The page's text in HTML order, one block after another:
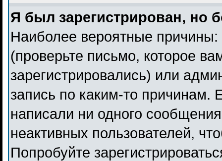
Я был зарегистрирован, но
Наиболее вероятные
(проверьте письмо, которое
зарегистрировались) или
запись по каким-то причинам.
написали ни одного
неактивных пользователей,
Попробуйте